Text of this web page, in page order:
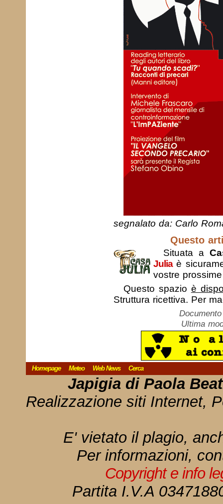
segnalato da: Carlo
Questo
Situata a
Juliaè
vostre
Questo spazio è
Struttura ricettiva. Per
Ultima
Homepage Meteo Web News Cerca
Japigia di Paola
Realizzazione siti Internet,
E' vietato il plagio,
Per informazioni,
Copyright e info
Partita I.V.A